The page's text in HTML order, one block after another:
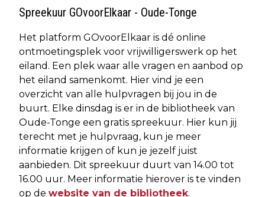
Spreekuur GOvoorElkaar - Oude-Tonge
Het platform GOvoorElkaar is dé online
ontmoetingsplek voor vrijwilligerswerk op het
eiland. Een plek waar alle vragen en aanbod op
het eiland samenkomt. Hier vind je een
overzicht van alle hulpvragen bij jou in de
buurt. Elke dinsdag is er in de bibliotheek van
Oude-Tonge een gratis spreekuur. Hier kun jij
terecht met je hulpvraag, kun je meer
informatie krijgen of kun je jezelf juist
aanbieden. Dit spreekuur duurt van 14.00 tot
16.00 uur. Meer informatie hierover is te vinden
op de website van de bibliotheek.